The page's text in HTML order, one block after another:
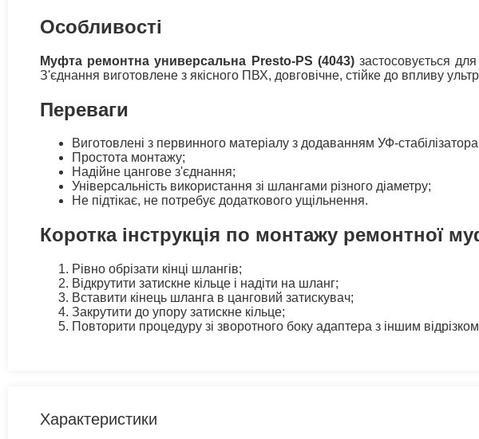
Особливості
Муфта ремонтна универсальна Presto-PS (4043)застосовується
З'єднання виготовлене з якісного ПВХ, довговічне, стійке до впливу
Переваги
Виготовлені з первинного матеріалу з додаванням УФ-
Простота монтажу;
Надійне цангове з'єднання;
Універсальність використання зі шлангами різного діаметру;
Не підтікає, не потребує додаткового ущільнення.
Коротка інструкція по монтажу ремонтної
Рівно обрізати кінці шлангів;
Відкрутити затискне кільце і надіти на шланг;
Вставити кінець шланга в цанговий затискувач;
Закрутити до упору затискне кільце;
Повторити процедуру зі зворотного боку адаптера з іншим
Характеристики